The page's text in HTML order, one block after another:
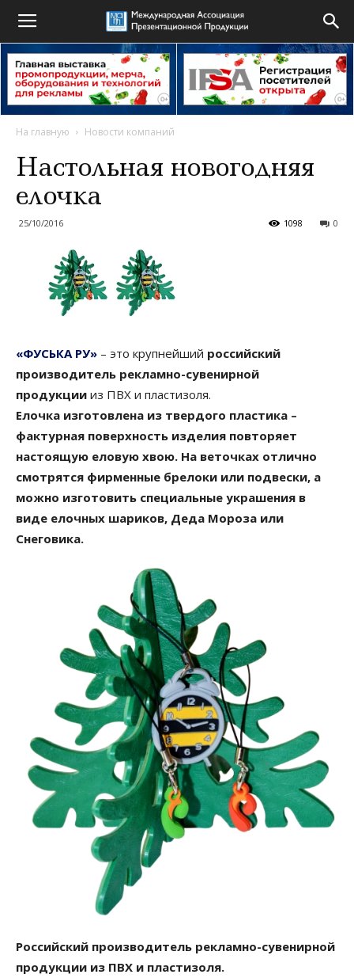
На главную Новости компаний
Настольная новогодняя
елочка
25/10/2016 0
1098
«ФУСЬКА РУ» – это крупнейший российский
производитель рекламно-сувенирной
продукции из ПВХ и пластизоля.
Елочка изготовлена из твердого пластика –
фактурная поверхность изделия повторяет
настоящую еловую хвою. На веточках отлично
смотрятся фирменные брелоки или подвески, а
можно изготовить специальные украшения в
виде елочных шариков, Деда Мороза или
Снеговика.
Российский производитель рекламно-сувенирной
продукции из ПВХ и пластизоля.